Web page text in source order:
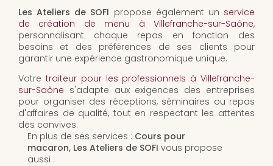
Les Ateliers de SOFI propose également un service
de création de menu à Villefranche-sur-Saône,
personnalisant chaque repas en fonction des
besoins et des préférences de ses clients pour
garantir une expérience gastronomique unique.
Votre traiteur pour les professionnels à Villefranche-
sur-Saône s'adapte aux exigences des entreprises
pour organiser des réceptions, séminaires ou repas
d'affaires de qualité, tout en respectant les attentes
des convives.
En plus de ses services : Cours pour
macaron, Les Ateliers de SOFI vous propose
aussi :